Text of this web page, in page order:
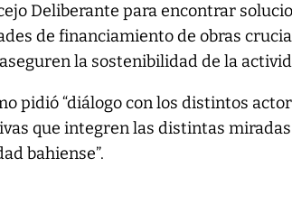
Deliberante para encontrar
de financiamiento de obras
la sostenibilidad de la
pidió “diálogo con los distintos
que integren las distintas
bahiense”.